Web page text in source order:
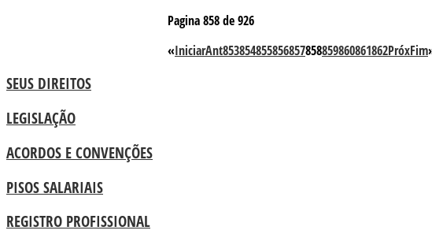
Pagina 858 de 926
«IniciarAnt853854855856857858859860861862PróxFim
SEUS DIREITOS
LEGISLAÇÃO
ACORDOS E CONVENÇÕES
PISOS SALARIAIS
REGISTRO PROFISSIONAL